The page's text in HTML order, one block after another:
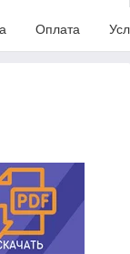
Оплата